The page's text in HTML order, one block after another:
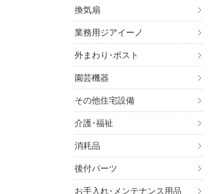
換気扇
業務用ジアイーノ
外まわり･ポスト
園芸機器
その他住宅設備
介護･福祉
消耗品
後付パーツ
お手入れ･メンテナンス用品